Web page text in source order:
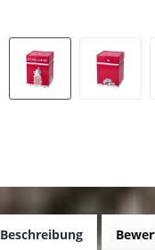
Beschreibung